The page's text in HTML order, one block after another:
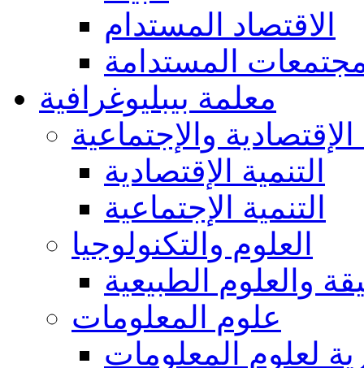
الاقتصاد المستدام
المستدامة
معلمة بيبليوغرافية
الإقتصادية والإجتماعية
التنمية الإقتصادية
التنمية الإجتماعية
العلوم والتكنولوجيا
والعلوم الطبيعية
علوم المعلومات
لعلوم المعلومات